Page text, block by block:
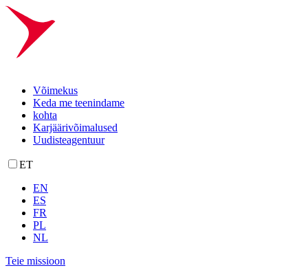
Võimekus
Keda me teenindame
kohta
Karjäärivõimalused
Uudisteagentuur
ET
EN
ES
FR
PL
NL
Teie missioon